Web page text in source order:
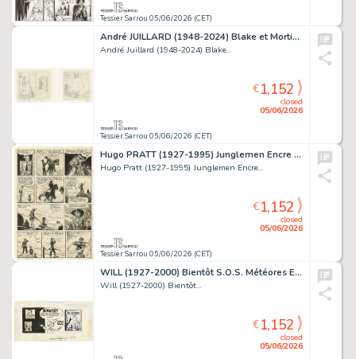
Tessier Sarrou 05/06/2026 (CET)
André JUILLARD (1948-2024) Blake et Mortimer - Le serment...
André Juillard (1948-2024) Blake...
Tessier Sarrou 05/06/2026 (CET)
closed
05/06/2026
€1,152
Hugo PRATT (1927-1995) Junglemen Encre de Chine pour...
Hugo Pratt (1927-1995) Junglemen Encre...
Tessier Sarrou 05/06/2026 (CET)
closed
05/06/2026
€1,152
WILL (1927-2000) Bientôt S.O.S. Météores Encre de Chine...
Will (1927-2000) Bientôt...
closed
05/06/2026
€1,152